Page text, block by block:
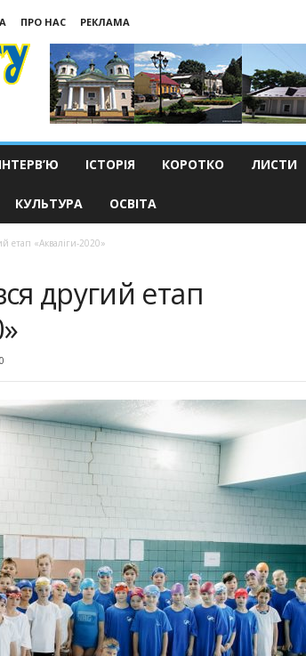
ПРО НАС
РЕКЛАМА
ІНТЕРВ’Ю ІСТОРІЯ КОРОТКО ЛИСТИ
КУЛЬТУРА ОСВІТА
етап «Акваліги-2020»
другий етап